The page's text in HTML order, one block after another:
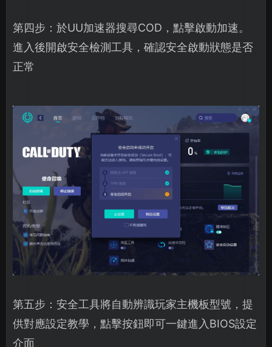
第四步：於UU加速器搜尋COD，點擊啟動加速。
進入後開啟安全檢測工具，確認安全啟動狀態是否
正常
第五步：安全工具將自動辨識玩家主機板型號，提
供對應設定教學，點擊按鈕即可一鍵進入BIOS設定
介面